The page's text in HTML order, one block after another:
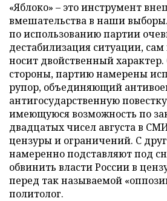
«Яблоко» – это инструмент
вмешательства в наши
по использованию партии
дестабилизация ситуации,
носит двойственный
стороны, партию намерены
рупор, объединяющий
антигосударственную
имеющуюся возможность по
двадцатых чисел августа в
цензуры и ограничений. С
намеренно подставляют под
обвинить власти России в
перед так называемой
политолог.